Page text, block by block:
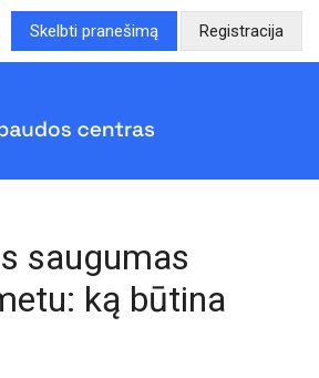
Skelbti pranešimą Registracija
saugumas
ką būtina